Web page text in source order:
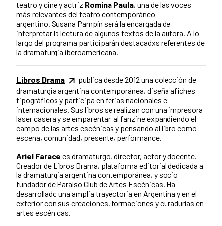
teatro y cine y actriz Romina Paula, una de las voces
más relevantes del teatro contemporáneo
argentino. Susana Pampín será la encargada de
interpretar la lectura de algunos textos de la autora. A lo
largo del programa participarán destacadxs referentes de
la dramaturgia iberoamericana.
Libros Drama
publica desde 2012 una colección de
dramaturgia argentina contemporánea, diseña afiches
tipográficos y participa en ferias nacionales e
internacionales. Sus libros se realizan con una impresora
laser casera y se emparentan al fanzine expandiendo el
campo de las artes escénicas y pensando al libro como
escena, comunidad, presente, performance.
Ariel Farace es dramaturgo, director, actor y docente.
Creador de Libros Drama, plataforma editorial dedicada a
la dramaturgia argentina contemporánea, y socio
fundador de Paraíso Club de Artes Escénicas. Ha
desarrollado una amplia trayectoria en Argentina y en el
exterior con sus creaciones, formaciones y curadurías en
artes escénicas.